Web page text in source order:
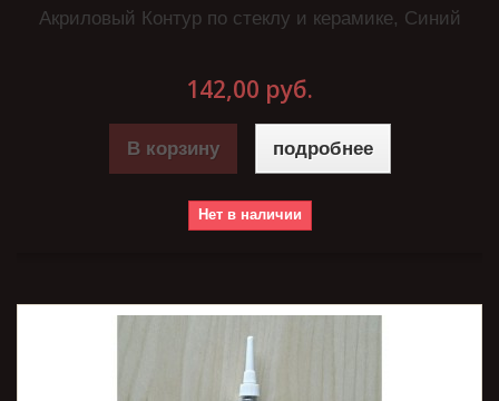
Акриловый Контур по стеклу и керамике, Синий
142,00 руб.
В корзину подробнее
Нет в наличии